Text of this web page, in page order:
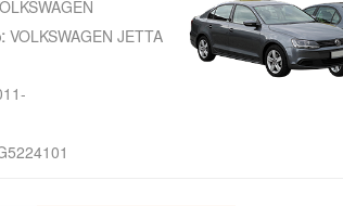
VOLKSWAGEN JETTA